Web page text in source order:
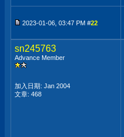
2023-01-06, 03:47 PM #22
sn245763
Advance Member
加入日期: Jan 2004
文章: 468